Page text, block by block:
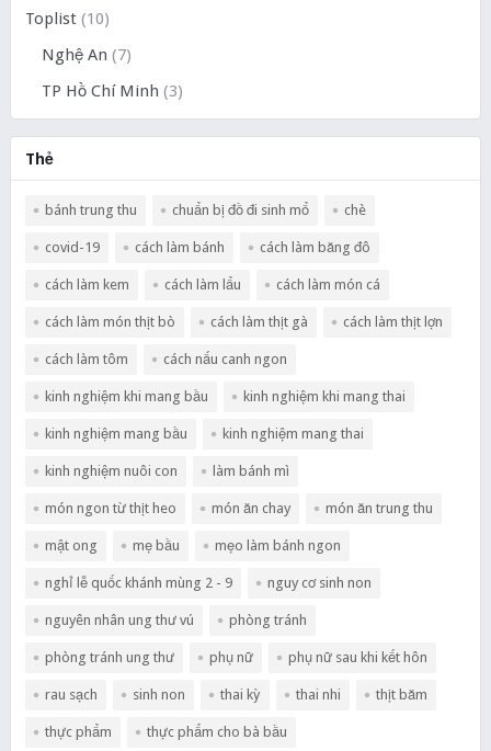
Toplist(10)
Nghệ An (7)
TP Hồ Chí Minh (3)
Thẻ
bánh trung thu chuẩn bị đồ đi sinh mổ chè
covid-19 cách làm bánh cách làm băng đô
cách làm kem cách làm lẩu cách làm món cá
cách làm món thịt bò cách làm thịt gà cách làm thịt lợn
cách làm tôm cách nấu canh ngon
kinh nghiệm khi mang bầu kinh nghiệm khi mang thai
kinh nghiệm mang bầu kinh nghiệm mang thai
kinh nghiệm nuôi con làm bánh mì
món ngon từ thịt heo món ăn chay món ăn trung thu
mật ong mẹ bầu mẹo làm bánh ngon
nghỉ lễ quốc khánh mùng 2 - 9 nguy cơ sinh non
nguyên nhân ung thư vú phòng tránh
phòng tránh ung thư phụ nữ phụ nữ sau khi kết hôn
rau sạch sinh non thai kỳ thai nhi thịt băm
thực phẩm thực phẩm cho bà bầu